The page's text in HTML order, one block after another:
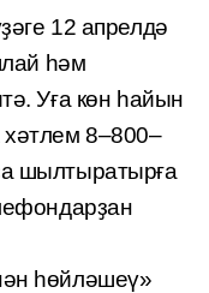
12 апрелдә
һәм
Уға көн һайын
хәтлем 8–800–
шылтыратырға
һөйләшеү»